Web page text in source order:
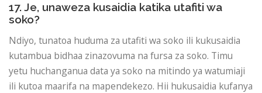
17. Je, unaweza kusaidia katika utafiti wa
soko?
Ndiyo, tunatoa huduma za utafiti wa soko ili kukusaidia
kutambua bidhaa zinazovuma na fursa za soko. Timu
yetu huchanganua data ya soko na mitindo ya watumiaji
ili kutoa maarifa na mapendekezo. Hii hukusaidia kufanya